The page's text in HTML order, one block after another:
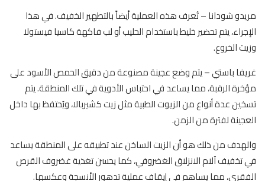
مريدو شودانا – تُعرف هذه العملية أيضاً بالتطهير الخفيف. في هذا
الإجراء، يتم تحضير خليط باستخدام الحليب أو لب فاكهة كاسيا فيستولا
وزيت الخروع.
غريفا باستي – يتم وضع عجينة مصنوعة من دقيق الحمص الأسود على
مؤخرة الرقبة، مما يساعد في احتباس الأدوية في تلك المنطقة. يتم
تسخين عدة أنواع من الزيوت الطبية مثل زيت كشيربالا، ويُحتفظ بها داخل
العجينة لفترة من الزمن.
والهدف من ذلك هو أن الزيت الساخن عند تطبيقه على المنطقة يساعد
في تخفيف آلام الانزلاق الغضروفي، كما يحسن تغذية غضروف القرص
الفقري، مما يساهم في إيقاف عملية تدهور الأنسجة وعكسها.